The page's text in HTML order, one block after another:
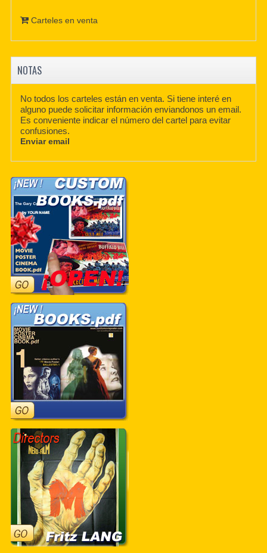
Carteles en venta
NOTAS
No todos los carteles están en venta. Si tiene interé en
alguno puede solicitar información enviandonos un email.
Es conveniente indicar el número del cartel para evitar
confusiones.
Enviar email